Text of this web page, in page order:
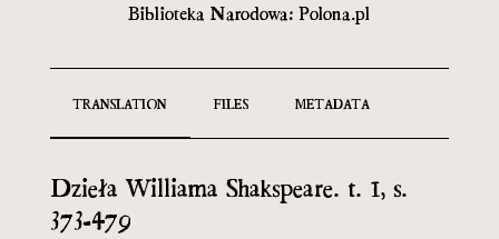
TRANSLATION FILES METADATA
Dzieła Williama Shakspeare. t. 1, s.
373-479
Biblioteka Narodowa: Polona.pl